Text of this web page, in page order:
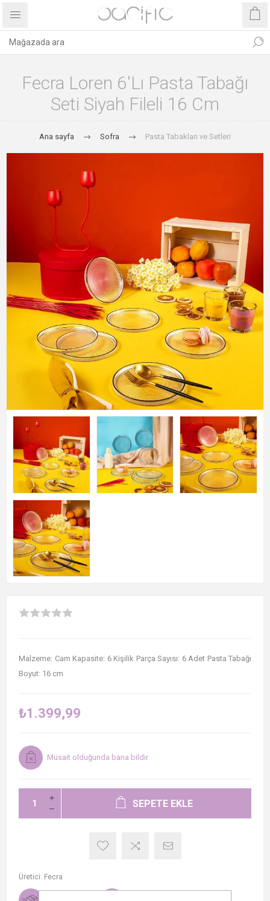
Fecra Loren 6'lı Pasta Tabağı
Seti Siyah Fileli 16 Cm
Ana sayfa Sofra Pasta Tabakları ve Setleri
Malzeme: Cam Kapasite: 6 Kişilik Parça Sayısı: 6 Adet Pasta Tabağı
Boyut: 16 cm
₺1.399,99
Müsait olduğunda bana bildir
SEPETE EKLE
Üretici: Fecra